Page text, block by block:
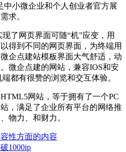
中小微企业和个人创业者官方展
求。
网页界面可随“机”应变，用
得到不同的网页界面，为终端用
企点建站模板界面大气舒适，动
微企点建的网站，兼容IOS和安
都有很赞的浏览和交互体验。
网站，等于拥有了一个PC
，满足了企业所有平台的网络推
物力、和财力。
性方面的内容
1000ip